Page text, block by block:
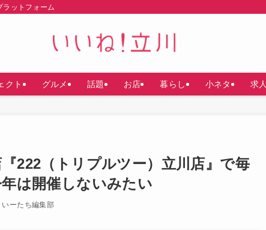
ットフォーム
クト グルメ 話題 お店 暮らし 小ネタ 求人
222（トリプルツー）立川店』で毎
は開催しないみたい
いーたち編集部